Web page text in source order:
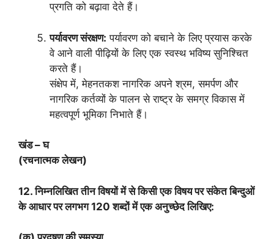
प्रगति को बढ़ावा देते हैं।
पर्यावरण संरक्षण: पर्यावरण को बचाने के लिए प्रयास करके
वे आने वाली पीढ़ियों के लिए एक स्वस्थ भविष्य सुनिश्चित
करते हैं।
संक्षेप में, मेहनतकश नागरिक अपने श्रम, समर्पण और
नागरिक कर्तव्यों के पालन से राष्ट्र के समग्र विकास में
महत्वपूर्ण भूमिका निभाते हैं।
खंड – घ
(रचनात्मक लेखन)
12. निम्नलिखित तीन विषयों में से किसी एक विषय पर संकेत बिन्दुओं
के आधार पर लगभग 120 शब्दों में एक अनुच्छेद लिखिए: